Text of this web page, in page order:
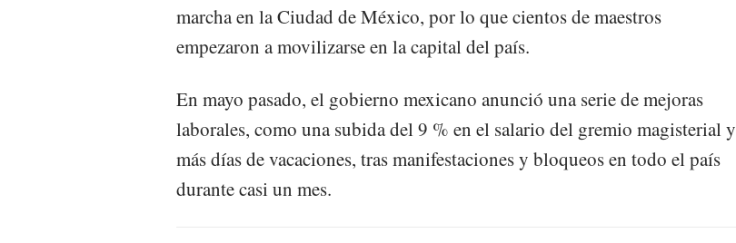
marcha en la Ciudad de México, por lo que cientos de maestros
empezaron a movilizarse en la capital del país.
En mayo pasado, el gobierno mexicano anunció una serie de mejoras
laborales, como una subida del 9 % en el salario del gremio magisterial y
más días de vacaciones, tras manifestaciones y bloqueos en todo el país
durante casi un mes.